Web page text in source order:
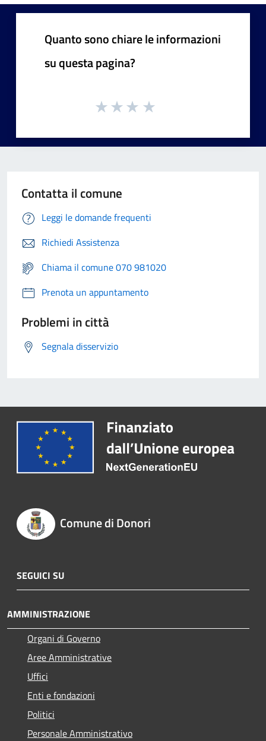
Quanto sono chiare le informazioni
su questa pagina?
Contatta il comune
Leggi le domande frequenti
Richiedi Assistenza
Chiama il comune 070 981020
Prenota un appuntamento
Problemi in città
Segnala disservizio
Comune di Donori
SEGUICI SU
AMMINISTRAZIONE
Organi di Governo
Aree Amministrative
Uffici
Enti e fondazioni
Politici
Personale Amministrativo